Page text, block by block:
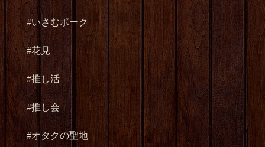
#いさむポーク
#花見
#推し活
#推し会
#オタクの聖地